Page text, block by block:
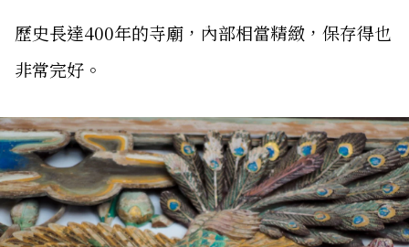
歷史長達400年的寺廟，內部相當精緻，保存得也
非常完好。